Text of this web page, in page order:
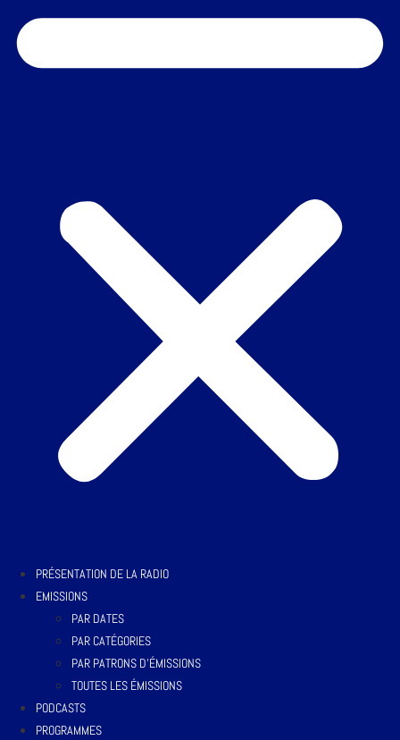
PRÉSENTATION DE LA RADIO
EMISSIONS
PAR DATES
PAR CATÉGORIES
PAR PATRONS D’ÉMISSIONS
TOUTES LES ÉMISSIONS
PODCASTS
PROGRAMMES